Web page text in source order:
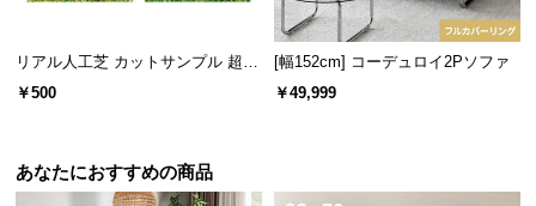
安定感のある背もたれ
背もたれは分厚く安定感があり、しっかりと身体を
支えるため安心して寛ぐことができます。
リアル人工芝 カットサンプル 超高
密度タイプ
￥500
[幅152cm] コーデュロイ2Pソファ
￥49,999
あなたにおすすめの商品